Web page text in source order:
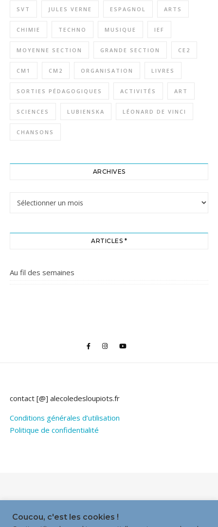
SVT JULES VERNE ESPAGNOL ARTS
CHIMIE TECHNO MUSIQUE IEF
MOYENNE SECTION GRANDE SECTION CE2
CM1 CM2 ORGANISATION LIVRES
SORTIES PÉDAGOGIQUES ACTIVITÉS ART
SCIENCES LUBIENSKA LÉONARD DE VINCI
CHANSONS
ARCHIVES
ARTICLES *
Au fil des semaines
contact [@] alecoledesloupiots.fr
Conditions générales d’utilisation
Politique de confidentialité
Coucou, c'est les cookies !